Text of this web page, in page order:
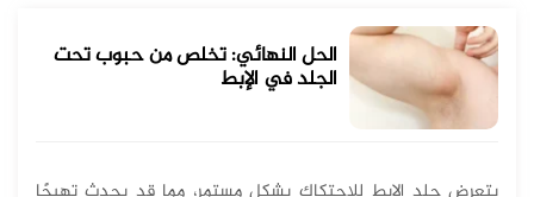
الحل النهائي: تخلص من حبوب تحت
الجلد في الإبط